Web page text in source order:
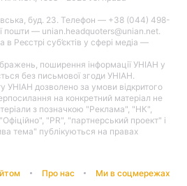
Наука
Інциденти
Туризм
Регіони
буд. 23. Телефон — +38 (044) 498-
пошти — unian.headquoters@unian.net.
в Реєстрі суб’єктів у сфері медіа —
поширення інформації УНІАН у
без письмової згоди УНІАН.
УНІАН дозволено за умови відкритого
на конкретний матеріал не
з позначкою "Реклама", "НК",
"PR", "партнерський проект" і
тема" публікуються на правах
Про нас Ми в соцмережах